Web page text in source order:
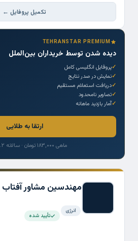
مهندسین مشاور آفتاب
انرژی
تأیید شده
تکمیل پروفایل ←
TEHRANSTAR PREMIUM
دیده شدن توسط خریداران بین‌الملل
پروفایل انگلیسی کامل
نمایش در صدر نتایج
دریافت استعلام مستقیم
تصاویر نامحدود
آمار بازدید ماهانه
ارتقا به طلایی
ماهی ۱۸۳,۰۰۰ تومان · سالانه ۲.۲ میلیون